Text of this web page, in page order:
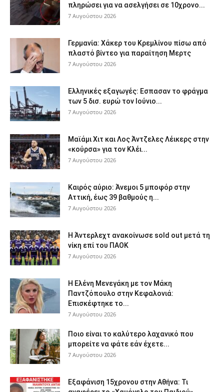
πληρώσει για να ασελγήσει σε 10χρονο...
7 Αυγούστου 2026
Γερμανία: Χάκερ του Κρεμλίνου πίσω από
πλαστό βίντεο για παραίτηση Μερτς
7 Αυγούστου 2026
Ελληνικές εξαγωγές: Εσπασαν το φράγμα
των 5 δισ. ευρώ τον Ιούνιο...
7 Αυγούστου 2026
Μαϊάμι Χιτ και Λος Άντζελες Λέικερς στην
«κούρσα» για τον Κλέι...
7 Αυγούστου 2026
Καιρός αύριο: Άνεμοι 5 μποφόρ στην
Αττική, έως 39 βαθμούς η...
7 Αυγούστου 2026
Η Άντερλεχτ ανακοίνωσε sold out μετά τη
νίκη επί του ΠΑΟΚ
7 Αυγούστου 2026
Η Ελένη Μενεγάκη με τον Μάκη
Παντζόπουλο στην Κεφαλονιά:
Επισκέφτηκε το...
7 Αυγούστου 2026
Ποιο είναι το καλύτερο λαχανικό που
μπορείτε να φάτε εάν έχετε...
7 Αυγούστου 2026
Εξαφάνιση 15χρονου στην Αθήνα: Τι